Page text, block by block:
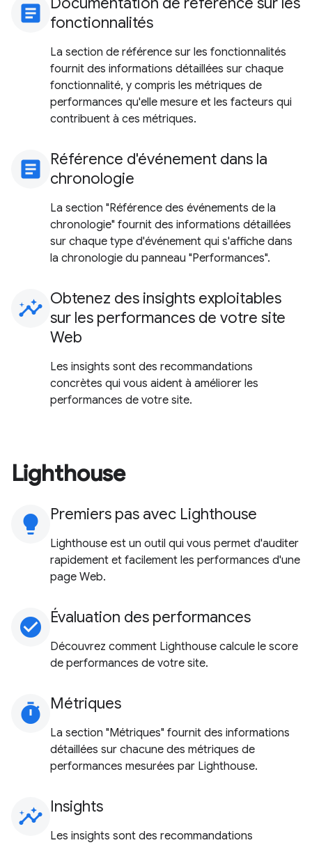
article fonctionnalités
La section de référence sur les fonctionnalités
fournit des informations détaillées sur chaque
fonctionnalité, y compris les métriques de
performances qu'elle mesure et les facteurs qui
contribuent à ces métriques.
article Référence d'événement dans la
chronologie
La section "Référence des événements de la
chronologie" fournit des informations détaillées
sur chaque type d'événement qui s'affiche dans
la chronologie du panneau "Performances".
insights Obtenez des insights exploitables
sur les performances de votre site
Web
Les insights sont des recommandations
concrètes qui vous aident à améliorer les
performances de votre site.
Lighthouse
lightbulb Premiers pas avec Lighthouse
Lighthouse est un outil qui vous permet d'auditer
rapidement et facilement les performances d'une
page Web.
check_circle Évaluation des performances
Découvrez comment Lighthouse calcule le score
de performances de votre site.
timer Métriques
La section "Métriques" fournit des informations
détaillées sur chacune des métriques de
performances mesurées par Lighthouse.
insights Insights
Les insights sont des recommandations